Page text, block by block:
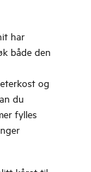
har
både den
og
du
fylles